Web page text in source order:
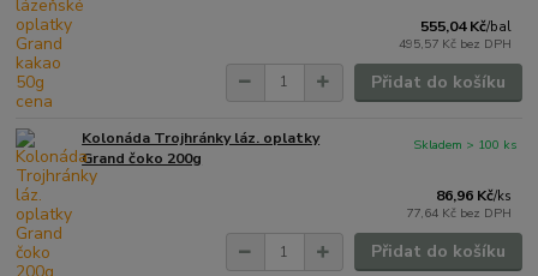
555,04 Kč/bal
495,57 Kč bez DPH
Přidat do košíku
Kolonáda Trojhránky láz. oplatky
Grand čoko 200g
86,96 Kč/ks
77,64 Kč bez DPH
Skladem > 100 ks
Přidat do košíku